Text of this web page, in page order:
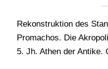
Rekonstruktion des
Promachos. Die
5. Jh. Athen der Antike.